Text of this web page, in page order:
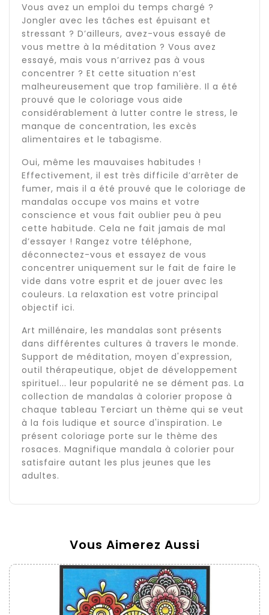
Vous avez un emploi du temps chargé ?
Jongler avec les tâches est épuisant et
stressant ? D’ailleurs, avez-vous essayé de
vous mettre à la méditation ? Vous avez
essayé, mais vous n’arrivez pas à vous
concentrer ? Et cette situation n’est
malheureusement que trop familière. Il a été
prouvé que le coloriage vous aide
considérablement à lutter contre le stress, le
manque de concentration, les excès
alimentaires et le tabagisme.
Oui, même les mauvaises habitudes !
Effectivement, il est très difficile d’arrêter de
fumer, mais il a été prouvé que le coloriage de
mandalas occupe vos mains et votre
conscience et vous fait oublier peu à peu
cette habitude. Cela ne fait jamais de mal
d’essayer ! Rangez votre téléphone,
déconnectez-vous et essayez de vous
concentrer uniquement sur le fait de faire le
vide dans votre esprit et de jouer avec les
couleurs. La relaxation est votre principal
objectif ici.
Art millénaire, les mandalas sont présents
dans différentes cultures à travers le monde.
Support de méditation, moyen d'expression,
outil thérapeutique, objet de développement
spirituel... leur popularité ne se dément pas. La
collection de mandalas à colorier propose à
chaque tableau Terciart un thème qui se veut
à la fois ludique et source d'inspiration. Le
présent coloriage porte sur le thème des
rosaces. Magnifique mandala à colorier pour
satisfaire autant les plus jeunes que les
adultes.
Vous Aimerez Aussi